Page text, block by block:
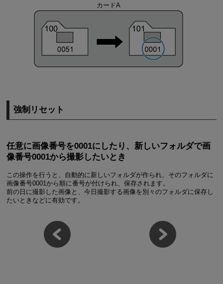
カードA
強制リセット
任意に画像番号を0001にしたり、新しいフォルダで画
像番号0001から撮影したいとき
この操作を行うと、自動的に新しいフォルダが作られ、そのフォルダに
画像番号0001から順に番号が付けられ、保存されます。
前の日に撮影した画像と、今日撮影する画像を別々のフォルダに保存し
たいときなどに有効です。